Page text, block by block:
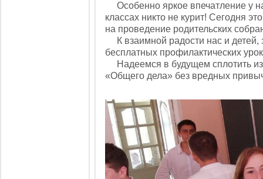
Особенно яркое впечатление у
классах никто не курит! Сегодня
на проведение родительских
К взаимной радости нас и детей,
бесплатных профилактических
Надеемся в будущем сплотить
«Общего дела» без вредных